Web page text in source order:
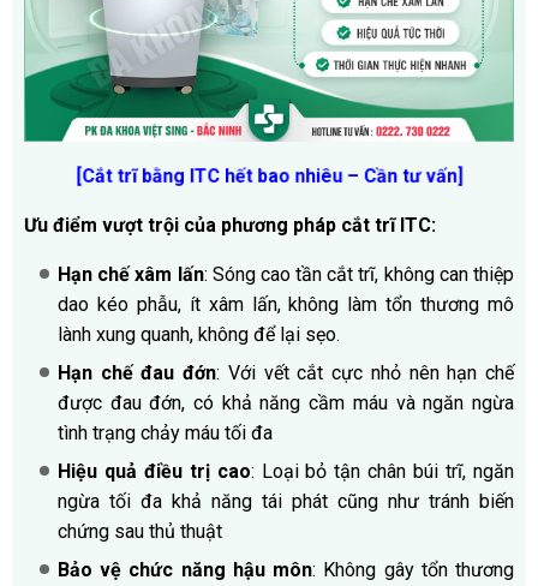
[Cắt trĩ bằng ITC hết bao nhiêu – Cần tư vấn
Ưu điểm vượt trội của phương pháp cắt trĩ ITC:
Hạn chế xâm lấn: Sóng cao tần cắt trĩ, không can thiệp
dao kéo phẫu, ít xâm lấn, không làm tổn thương mô
lành xung quanh, không để lại sẹo.
Hạn chế đau đớn: Với vết cắt cực nhỏ nên hạn chế
được đau đớn, có khả năng cầm máu và ngăn ngừa
tình trạng chảy máu tối đa
Hiệu quả điều trị cao: Loại bỏ tận chân búi trĩ, ngăn
ngừa tối đa khả năng tái phát cũng như tránh biến
chứng sau thủ thuật
Bảo vệ chức năng hậu môn: Không gây tổn thương